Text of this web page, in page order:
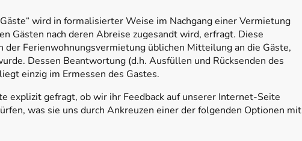
wird in formalisierter Weise im Nachgang einer Vermietung
Gästen nach deren Abreise zugesandt wird, erfragt. Diese
Ferienwohnungsvermietung üblichen Mitteilung an die Gäste,
Dessen Beantwortung (d.h. Ausfüllen und Rücksenden des
einzig im Ermessen des Gastes.
explizit gefragt, ob wir ihr Feedback auf unserer Internet-Seite
was sie uns durch Ankreuzen einer der folgenden Optionen mit